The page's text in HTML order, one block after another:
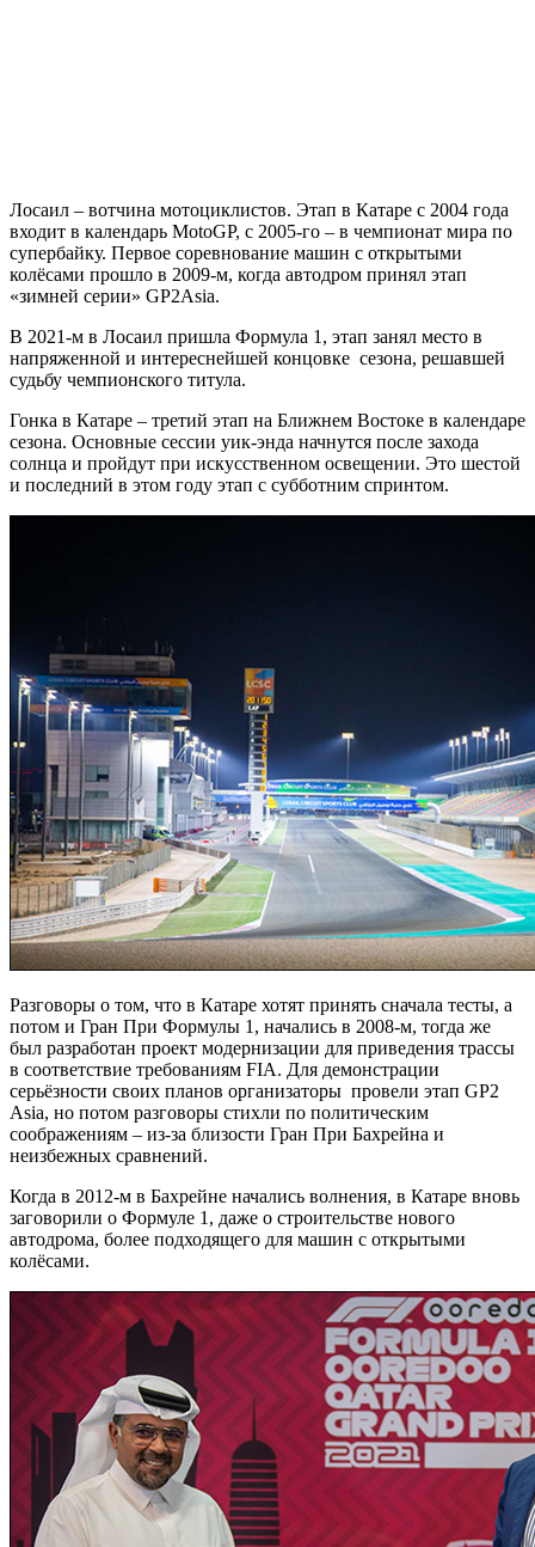
Лосаил – вотчина мотоциклистов. Этап в Катаре с 2004 года
входит в календарь MotoGP, с 2005-го – в чемпионат мира по
супербайку. Первое соревнование машин с открытыми
колёсами прошло в 2009-м, когда автодром принял этап
«зимней серии» GP2Asia.
В 2021-м в Лосаил пришла Формула 1, этап занял место в
напряженной и интереснейшей концовке сезона, решавшей
судьбу чемпионского титула.
Гонка в Катаре – третий этап на Ближнем Востоке в календаре
сезона. Основные сессии уик-энда начнутся после захода
солнца и пройдут при искусственном освещении. Это шестой
и последний в этом году этап с субботним спринтом.
Разговоры о том, что в Катаре хотят принять сначала тесты, а
потом и Гран При Формулы 1, начались в 2008-м, тогда же
был разработан проект модернизации для приведения трассы
в соответствие требованиям FIA. Для демонстрации
серьёзности своих планов организаторы провели этап GP2
Asia, но потом разговоры стихли по политическим
соображениям – из-за близости Гран При Бахрейна и
неизбежных сравнений.
Когда в 2012-м в Бахрейне начались волнения, в Катаре вновь
заговорили о Формуле 1, даже о строительстве нового
автодрома, более подходящего для машин с открытыми
колёсами.